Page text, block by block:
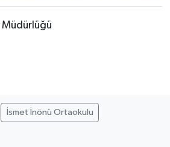
İsmet İnönü Ortaokulu